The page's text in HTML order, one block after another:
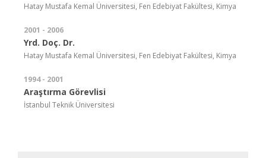
Hatay Mustafa Kemal Üniversitesi, Fen Edebiyat Fakültesi, Kimya
2001 - 2006
Yrd. Doç. Dr.
Hatay Mustafa Kemal Üniversitesi, Fen Edebiyat Fakültesi, Kimya
1994 - 2001
Araştırma Görevlisi
İstanbul Teknik Üniversitesi